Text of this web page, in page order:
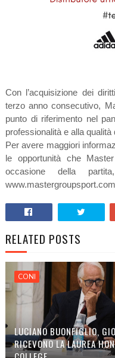
Con l’acquisizione dei
terzo anno consecutivo,
punto di riferimento nel
professionalità e alla
Per avere maggiori
le opportunità che
occasione della
RELATED POSTS
CONI
LUCIANO BUONFIGLIO,
RICEVONO LA LAUREA